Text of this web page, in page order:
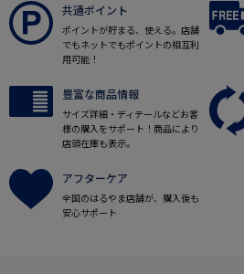
共通ポイント
ポイントが貯まる、使える。店舗
でもネットでもポイントの相互利
用可能！
豊富な商品情報
サイズ詳細・ディテールなどお客
様の購入をサポート！商品により
店頭在庫も表示。
アフターケア
全国のはるやま店舗が、購入後も
安心サポート